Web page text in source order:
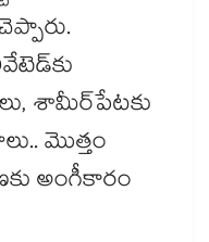
శామీర్​పేటకు
మొత్తం
అంగీకారం